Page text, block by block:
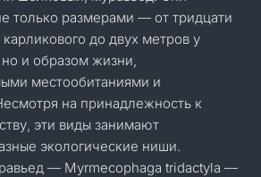
только размерами — от тридцати
до двух метров у
но и образом жизни,
местообитаниями и
на принадлежность к
эти виды занимают
экологические ниши.
— Myrmecophaga tridactyla —